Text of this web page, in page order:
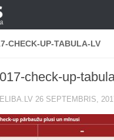
CHECK-UP-TABULA-LV
check-up-
26 SEPTEMBRIS,